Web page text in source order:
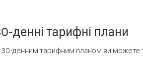
денні тарифні плани
30-денним тарифним планом ви можете